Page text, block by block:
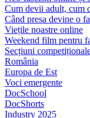
Cum devii adult, cum
Când presa devine o
Viețile noastre online
Weekend film pentru
Secțiuni
România
Europa de Est
Voci emergente
DocSchool
DocShorts
Industry 2025